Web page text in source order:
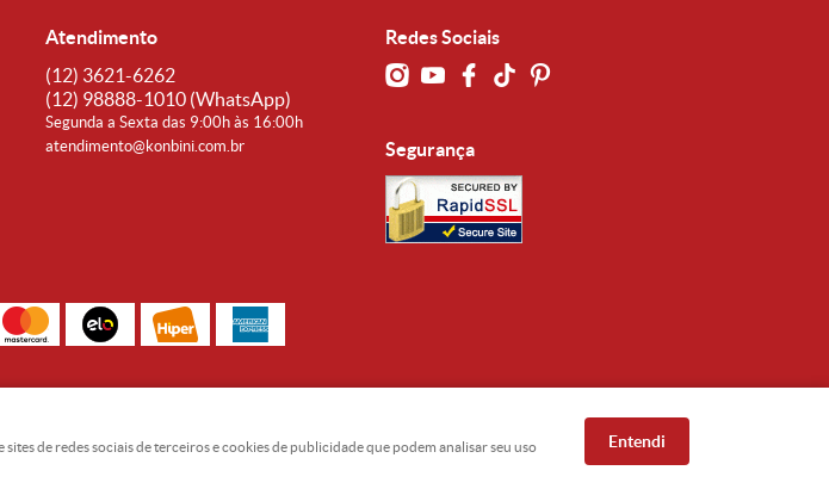
Atendimento
(12) 3621-6262
(12) 98888-1010 (WhatsApp)
Segunda a Sexta das 9:00h às 16:00h
atendimento@konbini.com.br
Redes Sociais
Segurança
de redes sociais de terceiros e cookies de publicidade que podem analisar seu uso
Entendi